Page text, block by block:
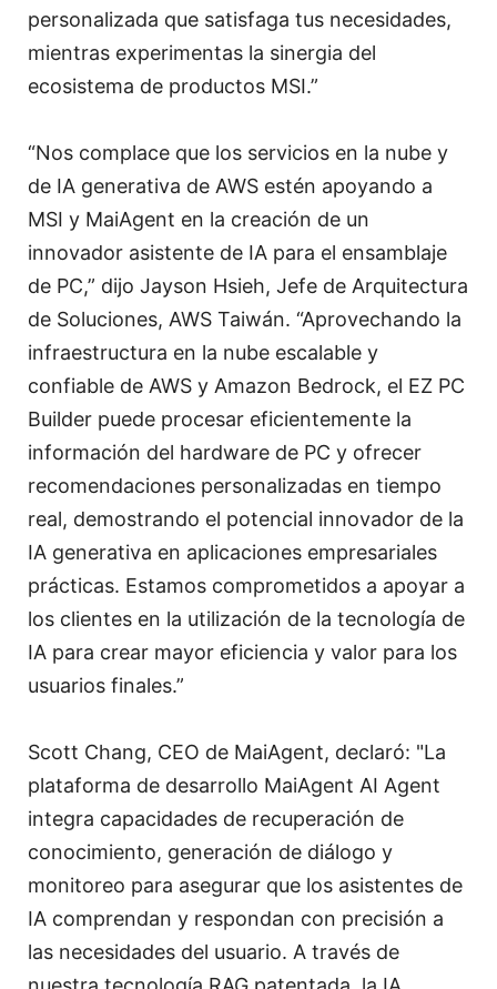
personalizada que satisfaga tus necesidades,
mientras experimentas la sinergia del
ecosistema de productos MSI.”
“Nos complace que los servicios en la nube y
de IA generativa de AWS estén apoyando a
MSI y MaiAgent en la creación de un
innovador asistente de IA para el ensamblaje
de PC,” dijo Jayson Hsieh, Jefe de Arquitectura
de Soluciones, AWS Taiwán. “Aprovechando la
infraestructura en la nube escalable y
confiable de AWS y Amazon Bedrock, el EZ PC
Builder puede procesar eficientemente la
información del hardware de PC y ofrecer
recomendaciones personalizadas en tiempo
real, demostrando el potencial innovador de la
IA generativa en aplicaciones empresariales
prácticas. Estamos comprometidos a apoyar a
los clientes en la utilización de la tecnología de
IA para crear mayor eficiencia y valor para los
usuarios finales.”
Scott Chang, CEO de MaiAgent, declaró: "La
plataforma de desarrollo MaiAgent AI Agent
integra capacidades de recuperación de
conocimiento, generación de diálogo y
monitoreo para asegurar que los asistentes de
IA comprendan y respondan con precisión a
las necesidades del usuario. A través de